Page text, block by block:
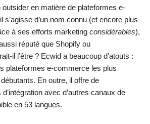
outsider en matière de plateformes e-
s’agisse d’un nom connu (et encore plus
à ses efforts marketing considérables),
réputé que Shopify ou
il l’être ? Ecwid a beaucoup d’atouts :
plateformes e-commerce les plus
En outre, il offre de
avec d’autres canaux de
en 53 langues.